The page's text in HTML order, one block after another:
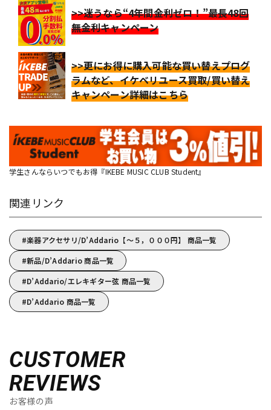
>>迷うなら“4年間金利ゼロ！”最長48回
無金利キャンペーン
>>更にお得に購入可能な買い替えプログ
ラムなど、イケベリユース買取/買い替え
キャンペーン詳細はこちら
学生さんならいつでもお得『IKEBE MUSIC CLUB Student』
関連リンク
楽器アクセサリ/D’Addario【～５，０００円】 商品一覧
新品/D’Addario 商品一覧
D’Addario/エレキギター弦 商品一覧
D’Addario 商品一覧
CUSTOMER
REVIEWS
お客様の声